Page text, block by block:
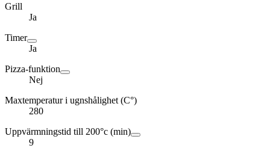
Grill
Ja
Timer
Ja
Pizza-funktion
Nej
Maxtemperatur i ugnshålighet (C°)
280
Uppvärmningstid till 200°c (min)
9